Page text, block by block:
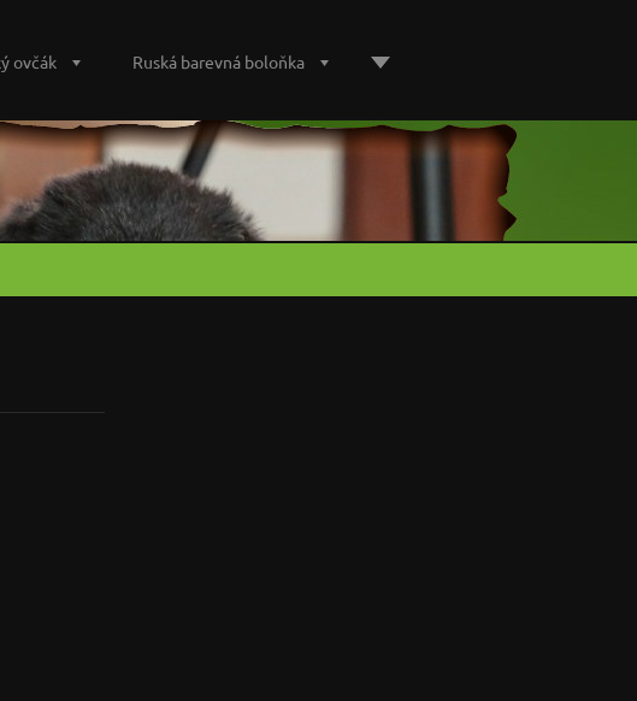
ovčák Ruská barevná boloňka